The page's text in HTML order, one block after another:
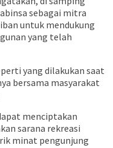
sebagai mitra
untuk mendukung
yang telah
yang dilakukan saat
bersama masyarakat
menciptakan
sarana rekreasi
minat pengunjung